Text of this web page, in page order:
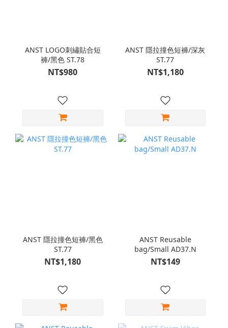
ANST LOGO刺繡貼合短
褲/黑色 ST.78
NT$980
ANST 隱拉撞色短褲/深灰
ST.77
NT$1,180
ANST 隱拉撞色短褲/黑色
ST.77
NT$1,180
ANST Reusable
bag/Small AD37.N
NT$149